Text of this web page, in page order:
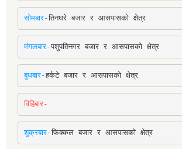
सोमबार-तिनघरे बजार र आसपासको क्षेत्र
मंगलबार-पशुपतिनगर बजार र आसपासको क्षेत्र
बुधबार-हर्कटे बजार र आसपासको क्षेत्र
विहिबार-
शुक्रबार-फिक्कल बजार र आसपासको क्षेत्र